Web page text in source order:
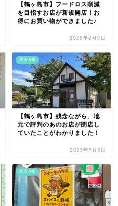
【鶴ヶ島市】フードロス削減
を目指すお店が新規開店！お
得にお買い物ができました♪
2025年9月9日
閉店情報
【鶴ヶ島市】残念ながら、地
元で評判のあのお店が閉店し
ていたことがわかりました！
2025年9月3日
開店情報